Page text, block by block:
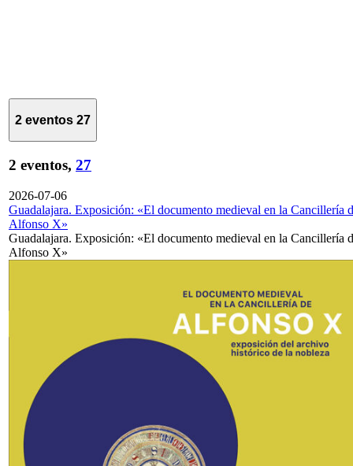
2 eventos 27
2 eventos, 27
2026-07-06
Guadalajara. Exposición: «El documento medieval en la Cancillería
Alfonso X»
Guadalajara. Exposición: «El documento medieval en la Cancillería
Alfonso X»